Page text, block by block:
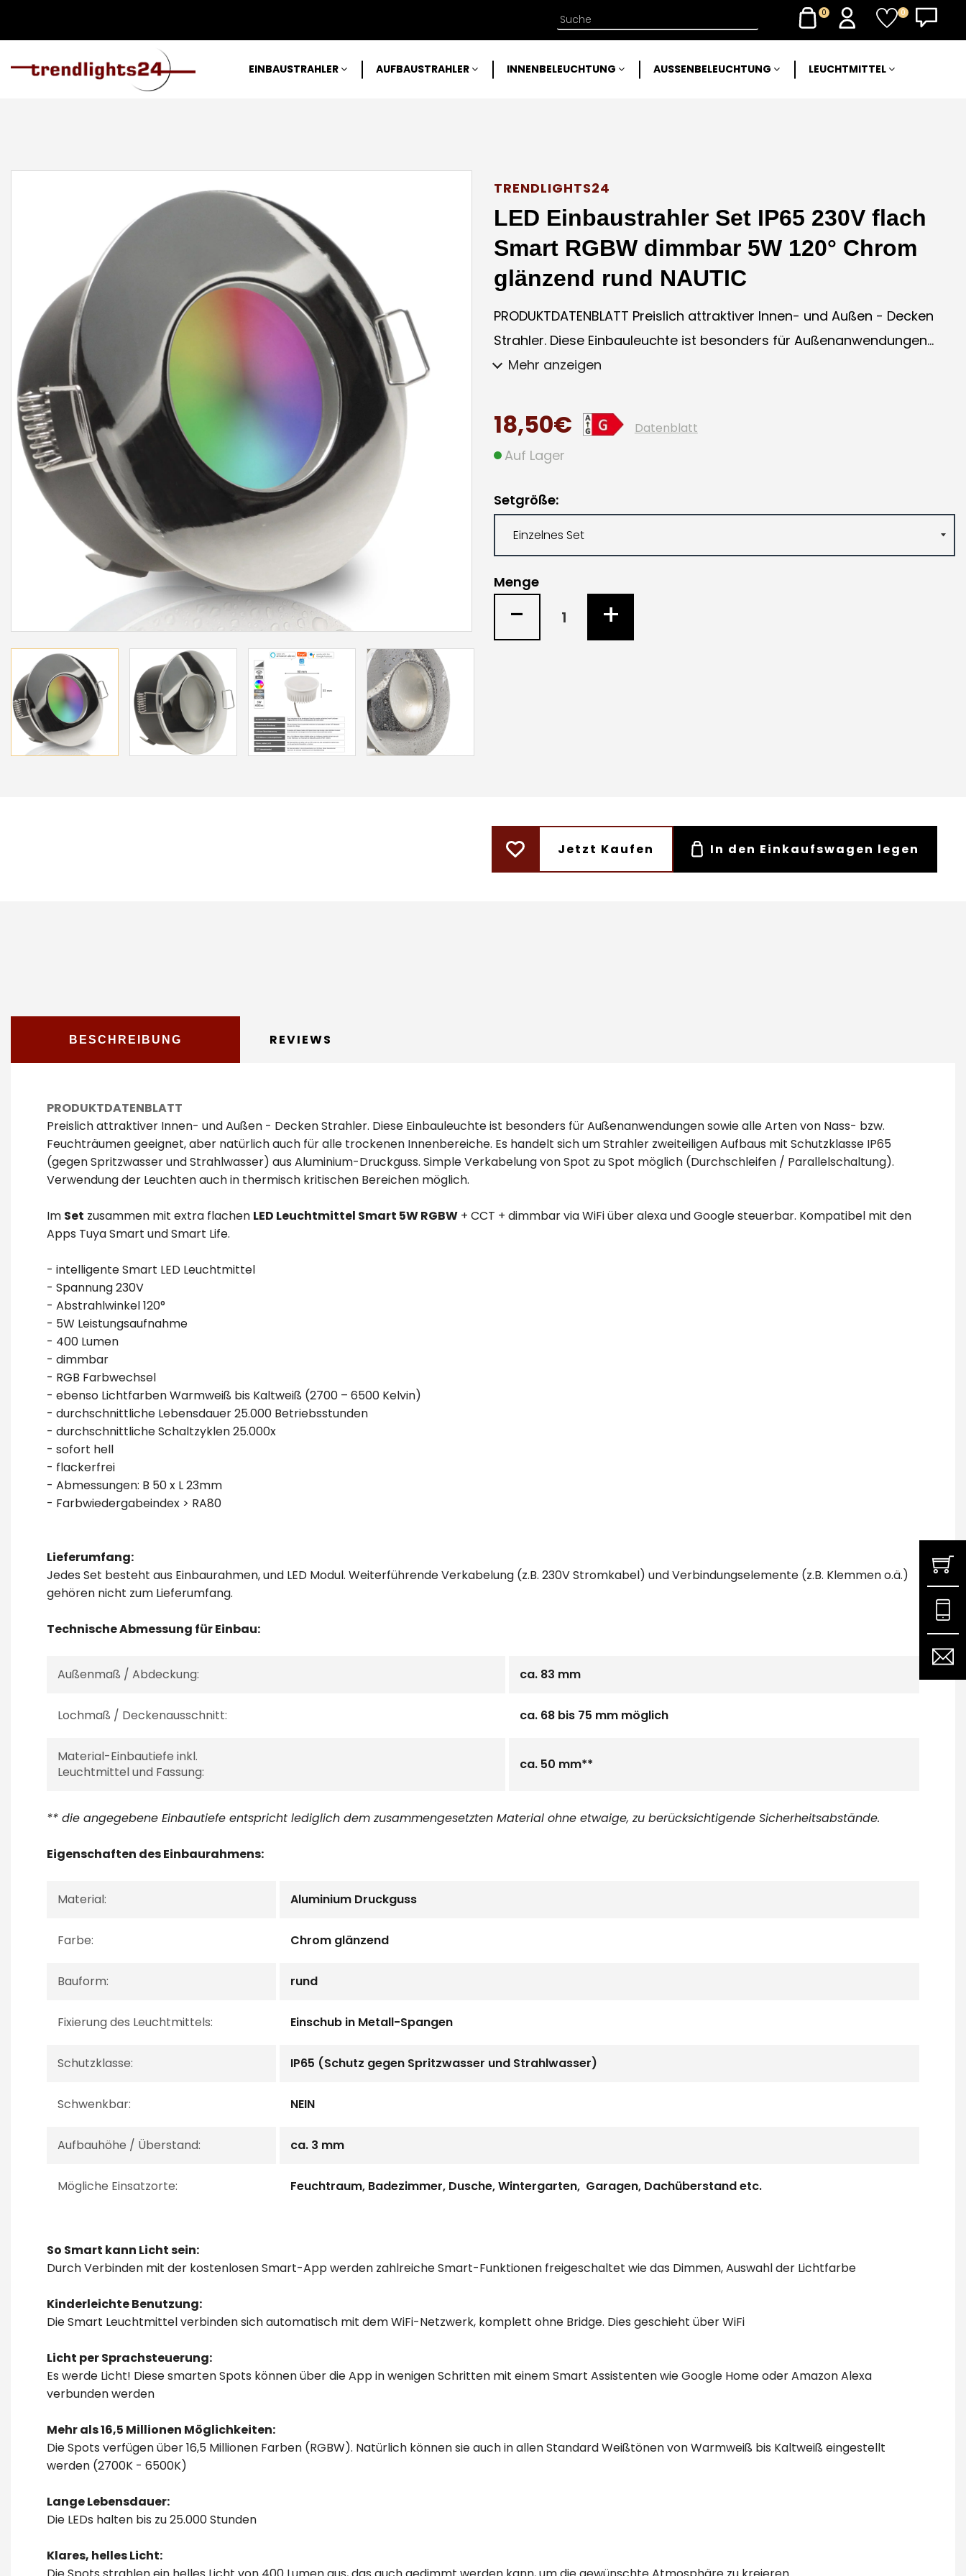
0 0
EINBAUSTRAHLER AUFBAUSTRAHLER INNENBELEUCHTUNG AUSSENBELEUCHTUNG LEUCHTMITTEL
TRENDLIGHTS24
LED Einbaustrahler Set IP65 230V flach
Smart RGBW dimmbar 5W 120° Chrom
glänzend rund NAUTIC
PRODUKTDATENBLATT Preislich attraktiver Innen- und Außen - Decken
Strahler. Diese Einbauleuchte ist besonders für Außenanwendungen...
Mehr anzeigen
18,50€ Datenblatt
Auf Lager
Setgröße
Menge
- +
Jetzt Kaufen In den Einkaufswagen legen
BESCHREIBUNG REVIEWS
PRODUKTDATENBLATT
Preislich attraktiver Innen- und Außen - Decken Strahler. Diese Einbauleuchte ist besonders für Außenanwendungen sowie alle Arten von Nass- bzw.
Feuchträumen geeignet, aber natürlich auch für alle trockenen Innenbereiche. Es handelt sich um Strahler zweiteiligen Aufbaus mit Schutzklasse IP65
(gegen Spritzwasser und Strahlwasser) aus Aluminium-Druckguss. Simple Verkabelung von Spot zu Spot möglich (Durchschleifen / Parallelschaltung).
Verwendung der Leuchten auch in thermisch kritischen Bereichen möglich.
Im Set zusammen mit extra flachen LED Leuchtmittel Smart 5W RGBW + CCT + dimmbar via WiFi über alexa und Google steuerbar. Kompatibel mit den
Apps Tuya Smart und Smart Life.
- intelligente Smart LED Leuchtmittel
- Spannung 230V
- Abstrahlwinkel 120°
- 5W Leistungsaufnahme
- 400 Lumen
- dimmbar
- RGB Farbwechsel
- ebenso Lichtfarben Warmweiß bis Kaltweiß (2700 – 6500 Kelvin)
- durchschnittliche Lebensdauer 25.000 Betriebsstunden
- durchschnittliche Schaltzyklen 25.000x
- sofort hell
- flackerfrei
- Abmessungen: B 50 x L 23mm
- Farbwiedergabeindex > RA80
Lieferumfang:
Jedes Set besteht aus Einbaurahmen, und LED Modul. Weiterführende Verkabelung (z.B. 230V Stromkabel) und Verbindungselemente (z.B. Klemmen o.ä.)
gehören nicht zum Lieferumfang.
Technische Abmessung für Einbau:
Außenmaß / Abdeckung: ca. 83 mm
Lochmaß / Deckenausschnitt: ca. 68 bis 75 mm möglich
Material-Einbautiefe inkl.
Leuchtmittel und Fassung:
ca. 50 mm**
** die angegebene Einbautiefe entspricht lediglich dem zusammengesetzten Material ohne etwaige, zu berücksichtigende Sicherheitsabstände.
Eigenschaften des Einbaurahmens:
Material: Aluminium Druckguss
Farbe: Chrom glänzend
Bauform: rund
Fixierung des Leuchtmittels: Einschub in Metall-Spangen
Schutzklasse: IP65 (Schutz gegen Spritzwasser und Strahlwasser)
Schwenkbar: NEIN
Aufbauhöhe / Überstand: ca. 3 mm
Mögliche Einsatzorte: Feuchtraum, Badezimmer, Dusche, Wintergarten, Garagen, Dachüberstand etc.
So Smart kann Licht sein:
Durch Verbinden mit der kostenlosen Smart-App werden zahlreiche Smart-Funktionen freigeschaltet wie das Dimmen, Auswahl der Lichtfarbe
Kinderleichte Benutzung:
Die Smart Leuchtmittel verbinden sich automatisch mit dem WiFi-Netzwerk, komplett ohne Bridge. Dies geschieht über WiFi
Licht per Sprachsteuerung:
Es werde Licht! Diese smarten Spots können über die App in wenigen Schritten mit einem Smart Assistenten wie Google Home oder Amazon Alexa
verbunden werden
Mehr als 16,5 Millionen Möglichkeiten:
Die Spots verfügen über 16,5 Millionen Farben (RGBW). Natürlich können sie auch in allen Standard Weißtönen von Warmweiß bis Kaltweiß eingestellt
werden (2700K - 6500K)
Lange Lebensdauer:
Die LEDs halten bis zu 25.000 Stunden
Klares, helles Licht: